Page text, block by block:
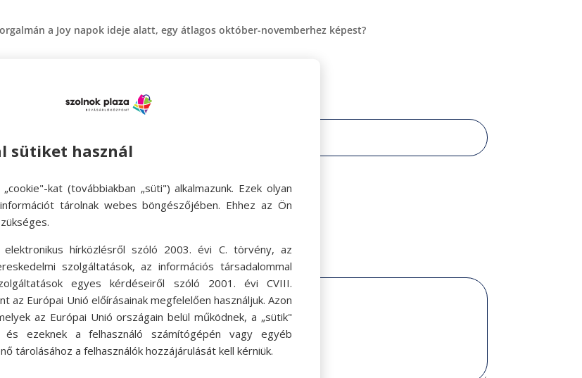
a Joy napok ideje alatt, egy átlagos október-novemberhez képest?
sütiket használ
„cookie"-kat (továbbiakban „süti") alkalmazunk. Ezek olyan
tárolnak webes böngészőjében. Ehhez az Ön
hírközlésről szóló 2003. évi C. törvény, az
szolgáltatások, az információs társadalommal
egyes kérdéseiről szóló 2001. évi CVIII.
az Európai Unió előírásainak megfelelően használjuk. Azon
az Európai Unió országain belül működnek, a „sütik"
és ezeknek a felhasználó számítógépén vagy egyéb
tárolásához a felhasználók hozzájárulását kell kérniük.